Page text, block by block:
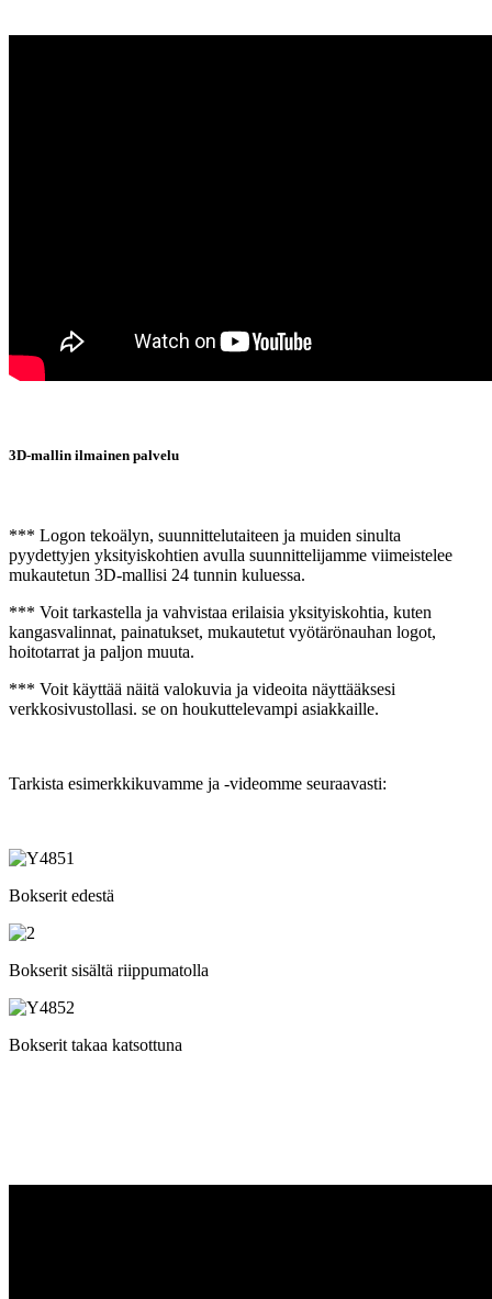
3D-mallin ilmainen palvelu
*** Logon tekoälyn, suunnittelutaiteen ja muiden sinulta
pyydettyjen yksityiskohtien avulla suunnittelijamme viimeistelee
mukautetun 3D-mallisi 24 tunnin kuluessa.
*** Voit tarkastella ja vahvistaa erilaisia ​​yksityiskohtia, kuten
kangasvalinnat, painatukset, mukautetut vyötärönauhan logot,
hoitotarrat ja paljon muuta.
*** Voit käyttää näitä valokuvia ja videoita näyttääksesi
verkkosivustollasi. se on houkuttelevampi asiakkaille.
Tarkista esimerkkikuvamme ja -videomme seuraavasti:
Bokserit edestä
Bokserit sisältä riippumatolla
Bokserit takaa katsottuna